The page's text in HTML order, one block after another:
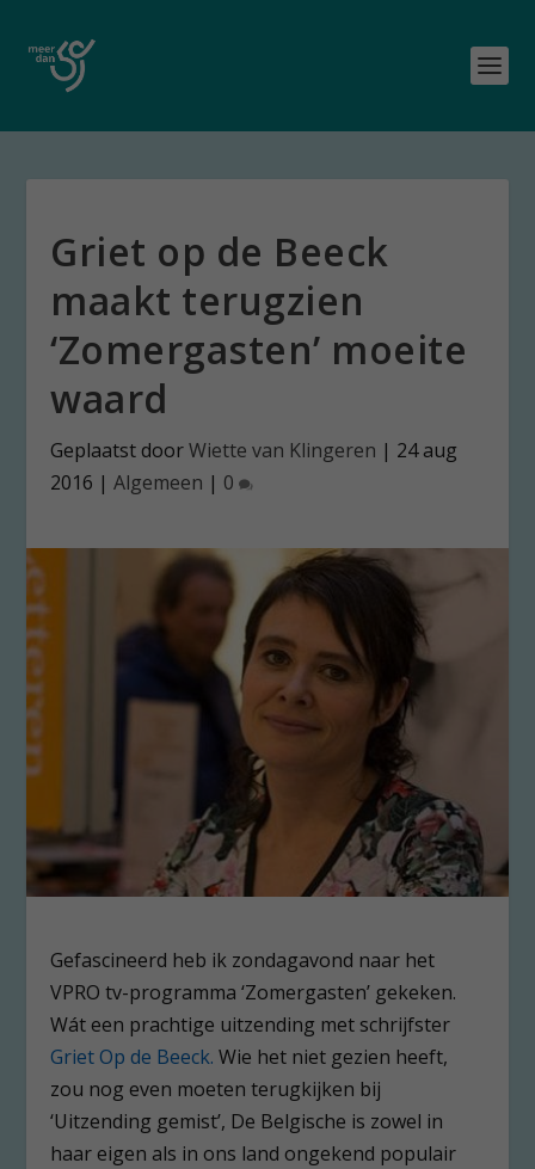
Griet op de Beeck
maakt terugzien
‘Zomergasten’ moeite
waard
Geplaatst doorWiette van Klingeren | 24 aug
2016 |Algemeen | 0
Gefascineerd heb ik zondagavond naar het
VPRO tv-programma ‘Zomergasten’ gekeken.
Wát een prachtige uitzending met schrijfster
Griet Op de Beeck. Wie het niet gezien heeft,
zou nog even moeten terugkijken bij
‘Uitzending gemist’, De Belgische is zowel in
haar eigen als in ons land ongekend populair